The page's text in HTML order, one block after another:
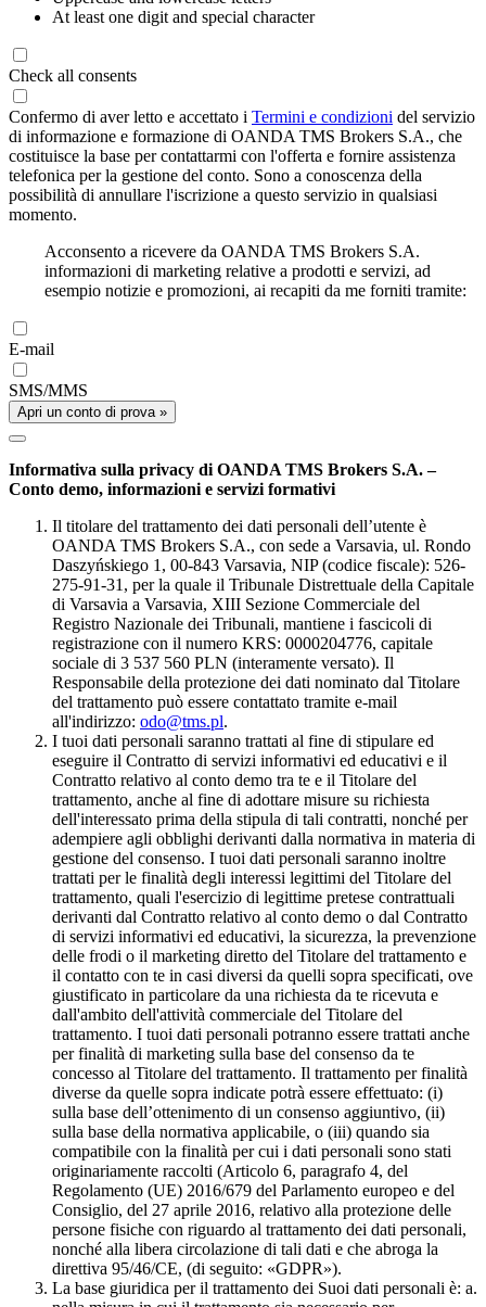
At least one digit and special character
Check all consents
Confermo di aver letto e accettato i Termini e condizioni del servizio
di informazione e formazione di OANDA TMS Brokers S.A., che
costituisce la base per contattarmi con l'offerta e fornire assistenza
telefonica per la gestione del conto. Sono a conoscenza della
possibilità di annullare l'iscrizione a questo servizio in qualsiasi
momento.
Acconsento a ricevere da OANDA TMS Brokers S.A.
informazioni di marketing relative a prodotti e servizi, ad
esempio notizie e promozioni, ai recapiti da me forniti tramite:
E-mail
SMS/MMS
Apri un conto di prova »
Informativa sulla privacy di OANDA TMS Brokers S.A. –
Conto demo, informazioni e servizi formativi
Il titolare del trattamento dei dati personali dell’utente è
OANDA TMS Brokers S.A., con sede a Varsavia, ul. Rondo
Daszyńskiego 1, 00-843 Varsavia, NIP (codice fiscale): 526-
275-91-31, per la quale il Tribunale Distrettuale della Capitale
di Varsavia a Varsavia, XIII Sezione Commerciale del
Registro Nazionale dei Tribunali, mantiene i fascicoli di
registrazione con il numero KRS: 0000204776, capitale
sociale di 3 537 560 PLN (interamente versato). Il
Responsabile della protezione dei dati nominato dal Titolare
del trattamento può essere contattato tramite e-mail
all'indirizzo: odo@tms.pl.
I tuoi dati personali saranno trattati al fine di stipulare ed
eseguire il Contratto di servizi informativi ed educativi e il
Contratto relativo al conto demo tra te e il Titolare del
trattamento, anche al fine di adottare misure su richiesta
dell'interessato prima della stipula di tali contratti, nonché per
adempiere agli obblighi derivanti dalla normativa in materia di
gestione del consenso. I tuoi dati personali saranno inoltre
trattati per le finalità degli interessi legittimi del Titolare del
trattamento, quali l'esercizio di legittime pretese contrattuali
derivanti dal Contratto relativo al conto demo o dal Contratto
di servizi informativi ed educativi, la sicurezza, la prevenzione
delle frodi o il marketing diretto del Titolare del trattamento e
il contatto con te in casi diversi da quelli sopra specificati, ove
giustificato in particolare da una richiesta da te ricevuta e
dall'ambito dell'attività commerciale del Titolare del
trattamento. I tuoi dati personali potranno essere trattati anche
per finalità di marketing sulla base del consenso da te
concesso al Titolare del trattamento. Il trattamento per finalità
diverse da quelle sopra indicate potrà essere effettuato: (i)
sulla base dell’ottenimento di un consenso aggiuntivo, (ii)
sulla base della normativa applicabile, o (iii) quando sia
compatibile con la finalità per cui i dati personali sono stati
originariamente raccolti (Articolo 6, paragrafo 4, del
Regolamento (UE) 2016/679 del Parlamento europeo e del
Consiglio, del 27 aprile 2016, relativo alla protezione delle
persone fisiche con riguardo al trattamento dei dati personali,
nonché alla libera circolazione di tali dati e che abroga la
direttiva 95/46/CE, (di seguito: «GDPR»).
La base giuridica per il trattamento dei Suoi dati personali è: a.